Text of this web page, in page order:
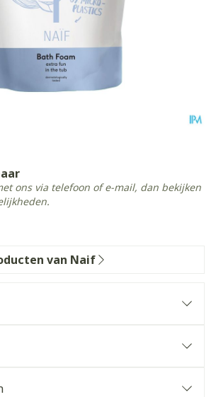
ons via telefoon of e-mail, dan bekijken
van Naif